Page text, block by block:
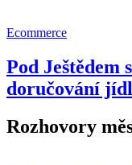
Ecommerce
Pod Ještědem
doručování
Rozhovory